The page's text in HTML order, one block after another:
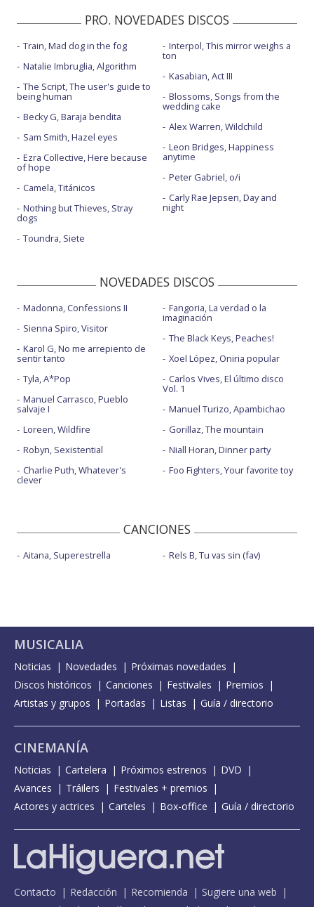
PRO. NOVEDADES DISCOS
Train, Mad dog in the fog
Natalie Imbruglia, Algorithm
The Script, The user's guide to
being human
Becky G, Baraja bendita
Sam Smith, Hazel eyes
Ezra Collective, Here because
of hope
Camela, Titánicos
Nothing but Thieves, Stray
dogs
Toundra, Siete
Interpol, This mirror weighs a
ton
Kasabian, Act III
Blossoms, Songs from the
wedding cake
Alex Warren, Wildchild
Leon Bridges, Happiness
anytime
Peter Gabriel, o/i
Carly Rae Jepsen, Day and
night
NOVEDADES DISCOS
Madonna, Confessions II
Sienna Spiro, Visitor
Karol G, No me arrepiento de
sentir tanto
Tyla, A*Pop
Manuel Carrasco, Pueblo
salvaje I
Loreen, Wildfire
Robyn, Sexistential
Charlie Puth, Whatever's
clever
Fangoria, La verdad o la
imaginación
The Black Keys, Peaches!
Xoel López, Oniria popular
Carlos Vives, El último disco
Vol. 1
Manuel Turizo, Apambichao
Gorillaz, The mountain
Niall Horan, Dinner party
Foo Fighters, Your favorite toy
CANCIONES
Aitana, Superestrella Rels B, Tu vas sin (fav)
MUSICALIA
Noticias Novedades
Próximas novedades
Discos históricos
Canciones Festivales
Premios
Artistas y grupos
Portadas Listas Guía / directorio
CINEMANÍA
Noticias Cartelera Próximos estrenos
DVD
Avances
Tráilers
Festivales + premios
Actores y actrices
Carteles Box-office Guía / directorio
Contacto Redacción Recomienda
Sugiere una web